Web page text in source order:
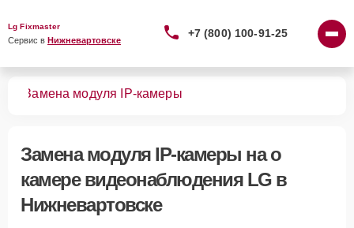
Lg Fixmaster
Сервис в Нижневартовске
+7 (800) 100-91-25
Замена модуля IP-камеры
Замена модуля IP-камеры на о
камере видеонаблюдения LG в
Нижневартовске